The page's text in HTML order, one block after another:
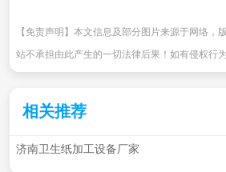
【免责声明】本文信息及部分图片来源于网络，
站不承担由此产生的一切法律后果！如有侵权行
相关推荐
济南卫生纸加工设备厂家